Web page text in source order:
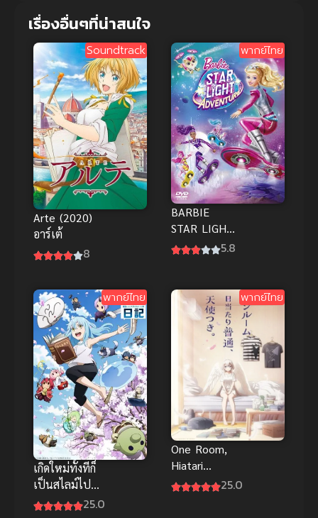
เรื่องอื่นๆที่น่าสนใจ
Soundtrack
Arte (2020)
อาร์เต้
8
พากย์ไทย
BARBIE
STAR LIGHT
ADVENTURE
ดาว พากย์ไทย
5.8
พากย์ไทย
เกิดใหม่ทั้งทีก็
เป็นสไลม์ไป
ซะแล้ว ซับ25.0
พากย์ไทย
One Room,
Hiatari
Futsuu,
25.0